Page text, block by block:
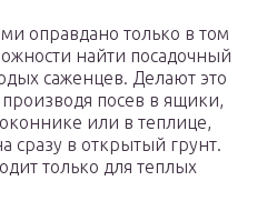
оправдано только в том
найти посадочный
саженцев. Делают это
посев в ящики,
или в теплице,
сразу в открытый грунт.
только для теплых